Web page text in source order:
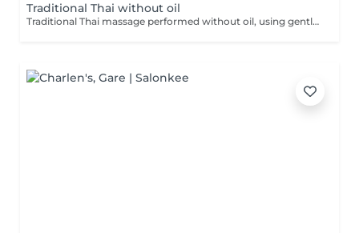
Traditional Thai without oil
Traditional Thai massage performed without oil, using gentle stretching and acupressure techniques to relieve muscle tension, improve flexibility, and promote deep relaxation.